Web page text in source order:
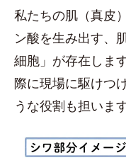
私たちの肌（真皮
ン酸を生み出す、
細胞」が存在しま
際に現場に駆けつ
うな役割も担います